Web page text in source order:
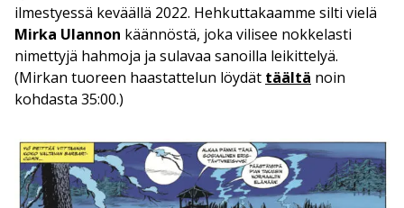
ilmestyessä keväällä 2022. Hehkuttakaamme silti vielä
Mirka Ulannon käännöstä, joka vilisee nokkelasti
nimettyjä hahmoja ja sulavaa sanoilla leikittelyä.
(Mirkan tuoreen haastattelun löydät täältä noin
kohdasta 35:00.)